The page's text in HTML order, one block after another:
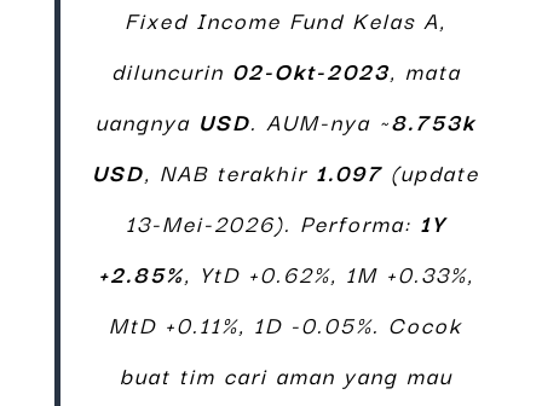
Fixed Income Fund Kelas A,
diluncurin 02-Okt-2023, mata
uangnya USD. AUM-nya ~8.753k
USD, NAB terakhir 1.097 (update
13-Mei-2026). Performa: 1Y
+2.85%, YtD +0.62%, 1M +0.33%,
MtD +0.11%, 1D -0.05%. Cocok
buat tim cari aman yang mau